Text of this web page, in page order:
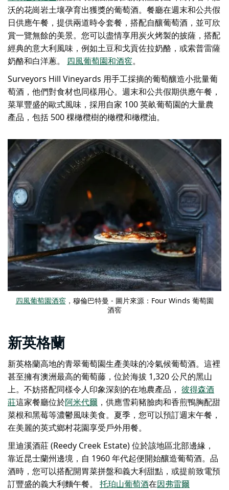
沃的花崗岩土壤孕育出獲獎的葡萄酒。餐廳在週末和公共假
日供應午餐，提供兩道時令套餐，搭配自釀葡萄酒，並可欣
賞一覽無餘的美景。您可以盡情享用炭火烤製的披薩，搭配
經典的意大利風味，例如土豆和戈貢佐拉奶酪，或索普雷薩
奶酪和白洋蔥。
四風葡萄園和酒窖。
Surveyors Hill Vineyards 用手工採摘的葡萄釀造小批量葡
萄酒，他們對食材也同樣用心。週末和公共假期供應午餐，
菜單豐盛的歐式風味，採用自家 100 英畝葡萄園的大量農
產品，包括 500 棵橄欖樹的橄欖和橄欖油。
四風葡萄園酒窖，穆倫巴特曼 - 圖片來源：Four Winds 葡萄園
酒窖
新英格蘭
新英格蘭高地的青翠葡萄園生產美味的冷氣候葡萄酒。這裡
甚至擁有澳洲最高的葡萄藤，位於海拔 1,320 公尺的黑山
上。不妨搭配同樣令人印象深刻的在地農產品， 彼得森酒
莊這家餐廳位於阿米代爾 ，供應雪莉豬臉肉和香煎鴨胸配甜
菜根和黑莓等濃鬱風味美食。夏季，您可以預訂週末午餐，
在美麗的英式鄉村花園享受戶外用餐。
里迪溪酒莊 (Reedy Creek Estate) 位於該地區北部邊緣，
靠近昆士蘭州邊境，自 1960 年代起便開始釀造葡萄酒。品
酒時，您可以搭配開胃菜拼盤和義大利甜點，或提前致電預
訂豐盛的義大利麵午餐。
托珀山葡萄酒在因弗雷爾